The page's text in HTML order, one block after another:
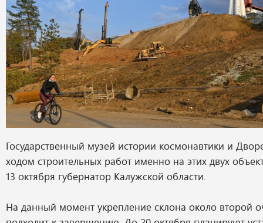
Государственный музей истории космонавтики и
ходом строительных работ именно на этих двух
13 октября губернатор Калужской области.
На данный момент укрепление склона около второй